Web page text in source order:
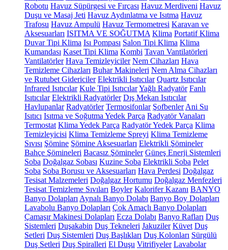
Robotu Havuz Süpürgesi ve Fırçası Havuz Merdiveni Havuz
Duşu ve Masaj Jeti Havuz Aydınlatma ve Isıtma Havuz
Trafosu Havuz Ampulü Havuz Termometresi Karavan ve
Aksesuarları ISITMA VE SOĞUTMA Klima Portatif Klima
Duvar Tipi Klima Isı Pompası Salon Tipi Klima Klima
Kumandası Kaset Tipi Klima Kombi Tavan Vantilatörleri
Vantilatörler Hava Temizleyiciler Nem Cihazları Hava
Temizleme Cihazları Buhar Makineleri Nem Alma Cihazları
ve Rutubet Gidericiler Elektrikli Isıtıcılar Quartz Isıtıcılar
Infrared Isıtıcılar Kule Tipi IsıtıcılarYağlı Radyatör Fanlı
Isıtıcılar Elektrikli Radyatörler Dış Mekan Isıtıcılar
Havlupanlar Radyatörler Termosifonlar Şofbenler Ani Su
Isıtıcı Isıtma ve Soğutma Yedek Parça Radyatör Vanaları
Termostat Klima Yedek Parça Radyatör Yedek Parça Klima
Temizleyicisi Klima Temizleme Spreyi Klima Temizleme
Sıvısı Şömine Şömine Aksesuarları Elektrikli Şömineler
Bahçe Şömineleri Bacasız Şömineler Güneş Enerji Sistemleri
Soba Doğalgaz Sobası Kuzine Soba Elektrikli Soba Pelet
Soba Soba Borusu ve Aksesuarları Hava Perdesi Doğalgaz
Tesisat Malzemeleri Doğalgaz Hortumu Doğalgaz Menfezleri
Tesisat Temizleme Sıvıları Boyler Kalorifer Kazanı BANYO
Banyo Dolapları Aynalı Banyo Dolabı Banyo Boy Dolapları
Lavabolu Banyo Dolapları Çok Amaçlı Banyo Dolapları
Çamaşır Makinesi Dolapları Ecza Dolabı Banyo Rafları Duş
Sistemleri Duşakabin Duş Tekneleri Jakuziler Küvet Duş
Setleri Duş Sistemleri Duş Başlıkları Duş Kolonları Sürgülü
Duş Setleri Duş Spiralleri El Duşu Vitrifiyeler Lavabolar